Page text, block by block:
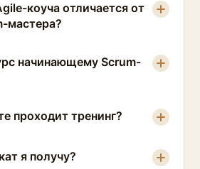
коуча отличается от
мастера?
начинающему Scrum-
проходит тренинг?
я получу?